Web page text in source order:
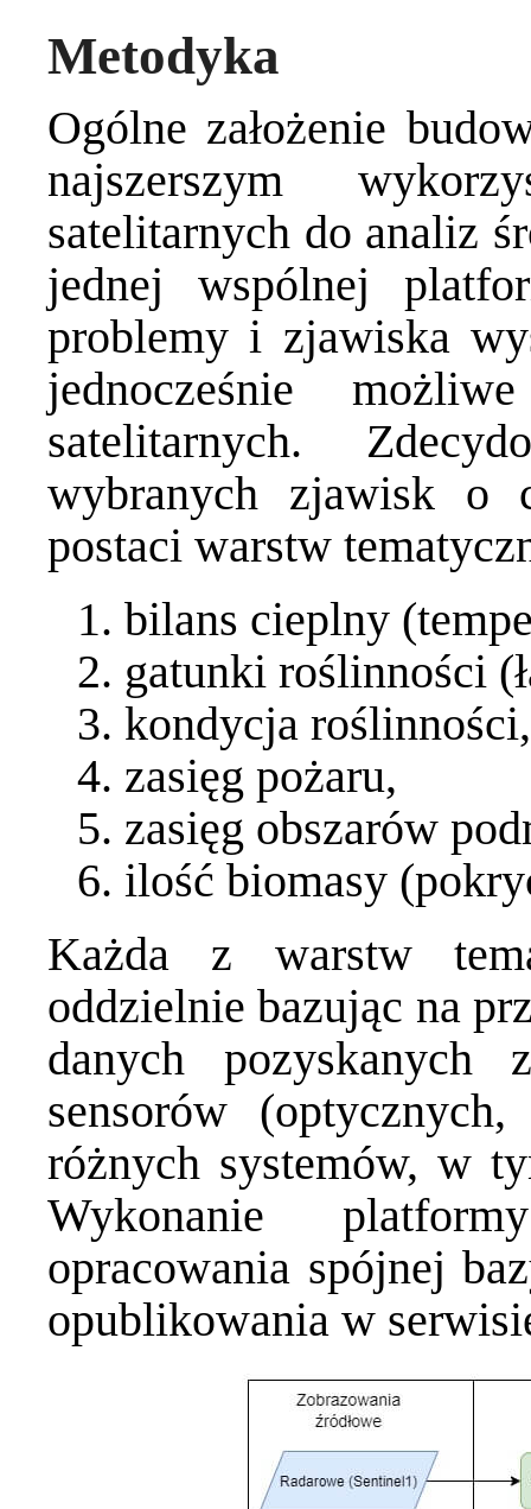
Metodyka
Ogólne założenie
najszerszym
satelitarnych do analiz
jednej wspólnej
problemy i zjawiska
jednocześnie
satelitarnych.
wybranych zjawisk o
postaci warstw
bilans cieplny
gatunki roślinności
kondycja roślinności,
zasięg pożaru,
zasięg obszarów
ilość biomasy
Każda z warstw
oddzielnie bazując na
danych
sensorów
różnych systemów, w
Wykonanie
opracowania spójnej
opublikowania w